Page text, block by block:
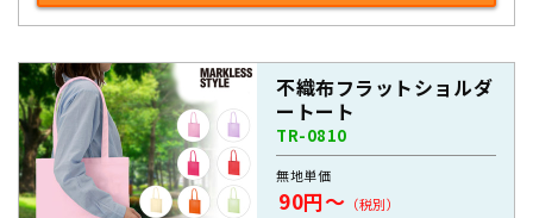
不織布フラットショルダ
ートート
TR-0810
無地単価
90円～ （税別）